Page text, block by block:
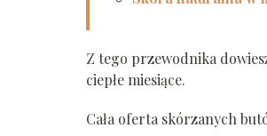
Z tego przewodnika
ciepłe miesiące.
Cała oferta skórzanych